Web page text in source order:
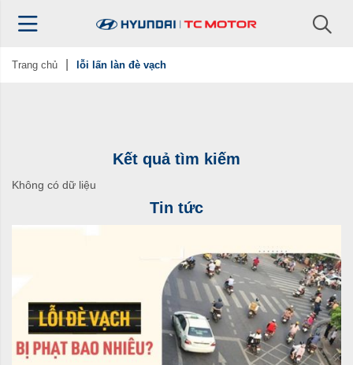
Trang chủ lỗi lấn làn đè vạch
Kết quả tìm kiếm
Không có dữ liệu
Tin tức